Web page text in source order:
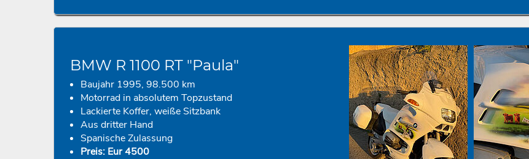
BMW R 1100 RT "Paula"
Baujahr 1995, 98.500 km
Motorrad in absolutem Topzustand
Lackierte Koffer, weiße Sitzbank
Aus dritter Hand
Spanische Zulassung
Preis: Eur 4500